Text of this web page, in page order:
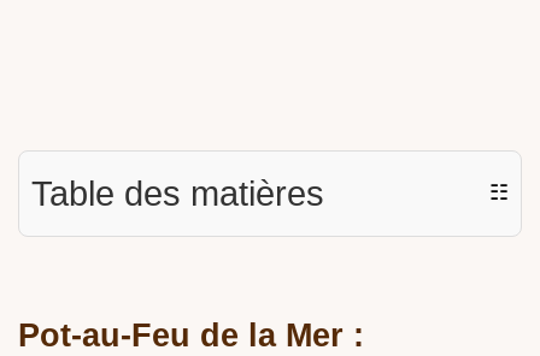
Table des matières ☷
Pot-au-Feu de la Mer :